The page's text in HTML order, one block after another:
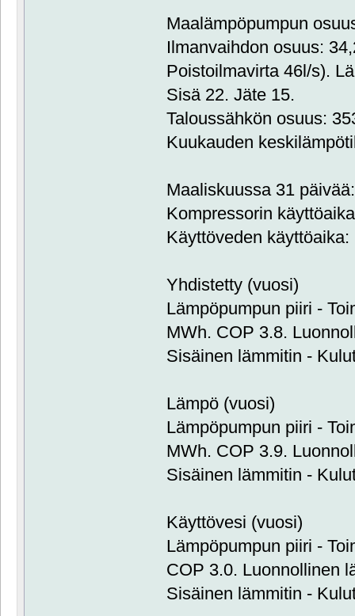
Maalämpöpumpun
Ilmanvaihdon osuus:
Poistoilmavirta 46l/s).
Sisä 22. Jäte 15.
Taloussähkön osuus:
Kuukauden
Maaliskuussa 31
Kompressorin
Käyttöveden käyttöaika:
Yhdistetty (vuosi)
Lämpöpumpun piiri -
MWh. COP 3.8.
Sisäinen lämmitin -
Lämpö (vuosi)
Lämpöpumpun piiri -
MWh. COP 3.9.
Sisäinen lämmitin -
Käyttövesi (vuosi)
Lämpöpumpun piiri -
COP 3.0. Luonnollinen
Sisäinen lämmitin -